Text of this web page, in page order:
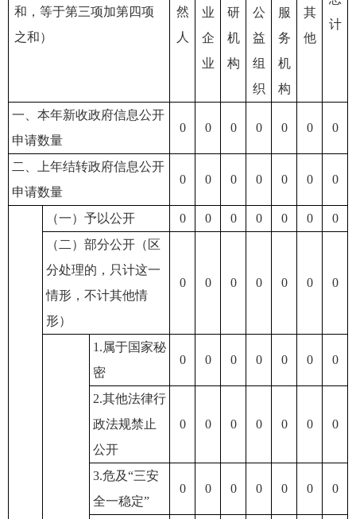
和，等于第三项加第四项
之和）
然
人
计
业
企
业
研
机
构
公
益
组
织
服
务
机
构
其
他
一、本年新收政府信息公开
申请数量
0 0 0 0 0 0 0
二、上年结转政府信息公开
申请数量
0 0 0 0 0 0 0
（一）予以公开 0 0 0 0 0 0
0
（二）部分公开（区
分处理的，只计这一
情形，不计其他情
形）
0 0 0 0 0 0 0
1.属于国家秘
密
0 0 0 0 0 0 0
2.其他法律行
政法规禁止
公开
0 0 0 0 0 0 0
3.危及“三安
全一稳定”
0 0 0 0 0 0 0